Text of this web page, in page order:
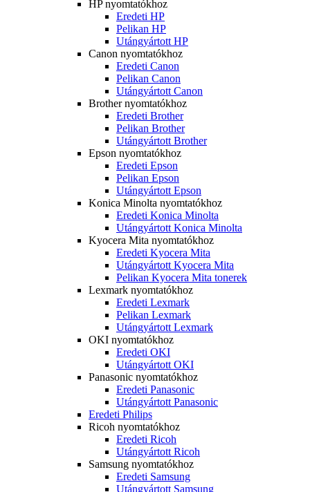
HP nyomtatókhoz
Eredeti HP
Pelikan HP
Utángyártott HP
Canon nyomtatókhoz
Eredeti Canon
Pelikan Canon
Utángyártott Canon
Brother nyomtatókhoz
Eredeti Brother
Pelikan Brother
Utángyártott Brother
Epson nyomtatókhoz
Eredeti Epson
Pelikan Epson
Utángyártott Epson
Konica Minolta nyomtatókhoz
Eredeti Konica Minolta
Utángyártott Konica Minolta
Kyocera Mita nyomtatókhoz
Eredeti Kyocera Mita
Utángyártott Kyocera Mita
Pelikan Kyocera Mita tonerek
Lexmark nyomtatókhoz
Eredeti Lexmark
Pelikan Lexmark
Utángyártott Lexmark
OKI nyomtatókhoz
Eredeti OKI
Utángyártott OKI
Panasonic nyomtatókhoz
Eredeti Panasonic
Utángyártott Panasonic
Eredeti Philips
Ricoh nyomtatókhoz
Eredeti Ricoh
Utángyártott Ricoh
Samsung nyomtatókhoz
Eredeti Samsung
Utángyártott Samsung